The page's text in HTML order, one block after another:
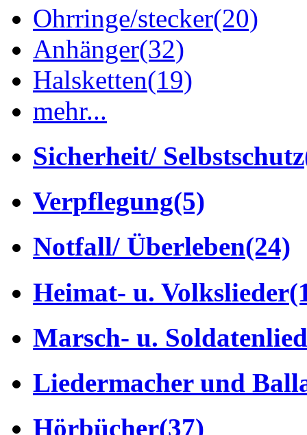
Ohrringe/stecker(20)
Anhänger(32)
Halsketten(19)
mehr...
Sicherheit/ Selbstschutz
Verpflegung(5)
Notfall/ Überleben(24)
Heimat- u. Volkslieder
Marsch- u.
Liedermacher und
Hörbücher(37)